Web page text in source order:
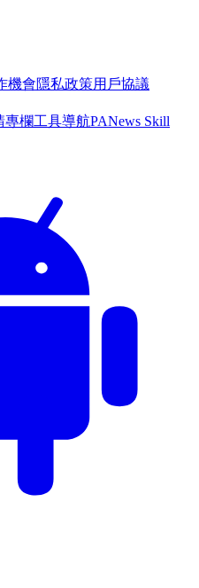
機會隱私政策用戶協議
專欄工具導航PANews Skill